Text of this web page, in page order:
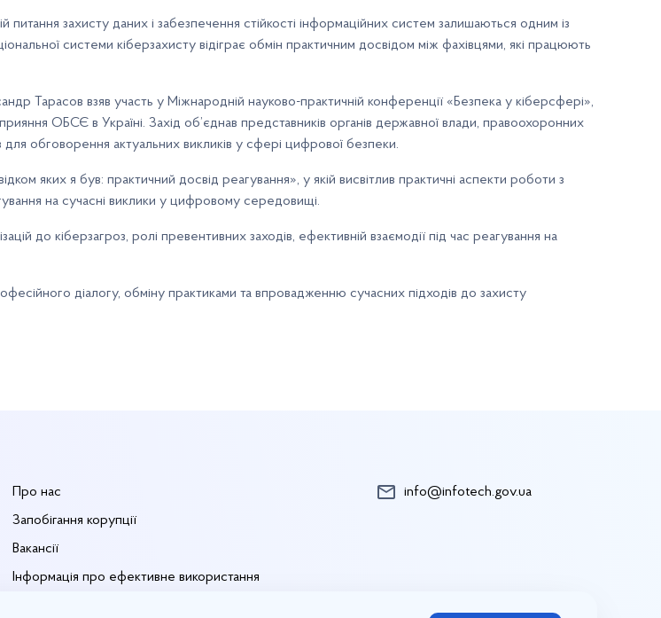
захисту даних і забезпечення стійкості інформаційних систем залишаються одним із
системи кіберзахисту відіграє обмін практичним досвідом між фахівцями, які працюють
Тарасов взяв участь у Міжнародній науково-практичній конференції «Безпека у кіберсфері»,
ОБСЄ в Україні. Захід об’єднав представників органів державної влади, правоохоронних
для обговорення актуальних викликів у сфері цифрової безпеки.
яких я був: практичний досвід реагування», у якій висвітлив практичні аспекти роботи з
на сучасні виклики у цифровому середовищі.
до кіберзагроз, ролі превентивних заходів, ефективній взаємодії під час реагування на
діалогу, обміну практиками та впровадженню сучасних підходів до захисту
Про нас
Запобігання корупції
Вакансії
Інформація про ефективне використання
info@infotech.gov.ua